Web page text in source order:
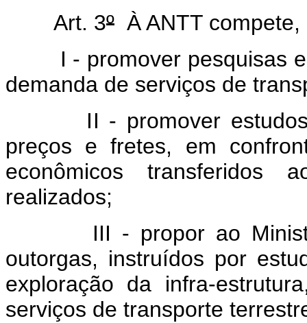
Art. 3º À ANTT
I - promover pesquisas e
demanda de serviços de
II - promover estudos
preços e fretes, em
econômicos transferidos
realizados;
III - propor ao
outorgas, instruídos por
exploração da infra-
serviços de transporte